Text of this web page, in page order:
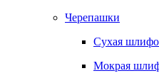
Черепашки
Сухая
Мокрая